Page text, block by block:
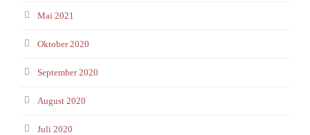
Mai 2021
Oktober 2020
September 2020
August 2020
Juli 2020